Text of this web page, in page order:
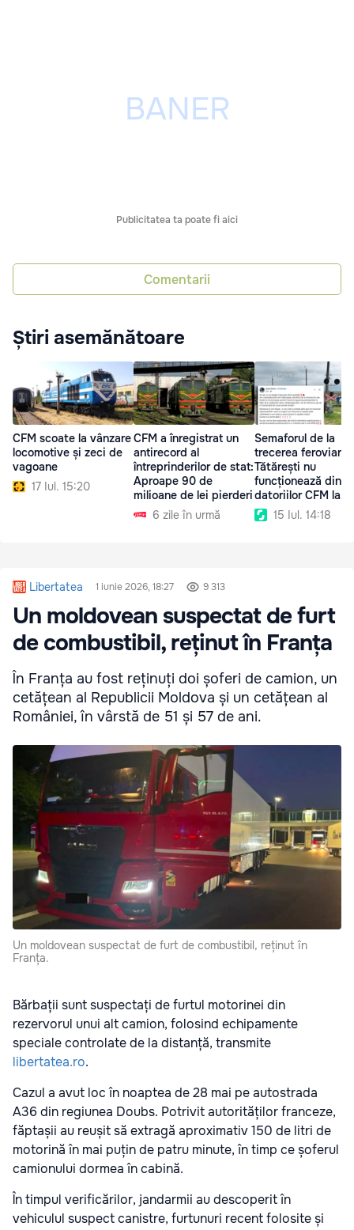
Publicitatea ta poate fi aici
Comentarii
Știri asemănătoare
CFM scoate la vânzare
locomotive și zeci de
vagoane
17 Iul. 15:20
CFM a înregistrat un
antirecord al
întreprinderilor de stat:
Aproape 90 de
milioane de lei pierderi
6 zile în urmă
Semaforul de la
trecerea feroviară
Tătărești nu
funcționează din
datoriilor CFM la
energie15 Iul. 14:18
Libertatea 1 iunie 2026, 18:27 9 313
Un moldovean suspectat de furt
de combustibil, reținut în Franța
În Franța au fost reținuți doi șoferi de camion, un
cetățean al Republicii Moldova și un cetățean al
României, în vârstă de 51 și 57 de ani.
Un moldovean suspectat de furt de combustibil, reținut în
Franța.
Bărbații sunt suspectați de furtul motorinei din
rezervorul unui alt camion, folosind echipamente
speciale controlate de la distanță, transmite
libertatea.ro.
Cazul a avut loc în noaptea de 28 mai pe autostrada
A36 din regiunea Doubs. Potrivit autorităților franceze,
făptașii au reușit să extragă aproximativ 150 de litri de
motorină în mai puțin de patru minute, în timp ce șoferul
camionului dormea în cabină.
În timpul verificărilor, jandarmii au descoperit în
vehiculul suspect canistre, furtunuri recent folosite și